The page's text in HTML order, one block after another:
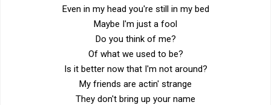
Even in my head you're still in my bed
Maybe I'm just a fool
Do you think of me?
Of what we used to be?
Is it better now that I'm not around?
My friends are actin' strange
They don't bring up your name